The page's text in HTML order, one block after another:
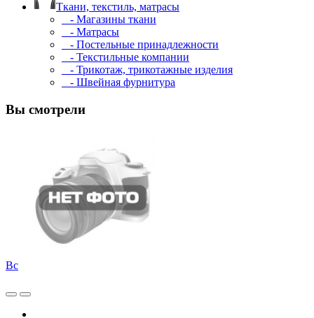
Ткани, текстиль, матрасы
- Магазины ткани
- Матрасы
- Постельные принадлежности
- Текстильные компании
- Трикотаж, трикотажные изделия
- Швейная фурнитура
Вы смотрели
Bc